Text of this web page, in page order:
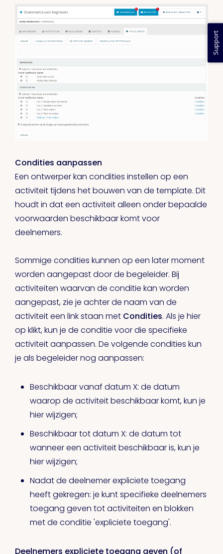
Condities aanpassen
Een ontwerper kan condities instellen op een
activiteit tijdens het bouwen van de template. Dit
houdt in dat een activiteit alleen onder bepaalde
voorwaarden beschikbaar komt voor
deelnemers.
Sommige condities kunnen op een later moment
worden aangepast door de begeleider. Bij
activiteiten waarvan de conditie kan worden
aangepast, zie je achter de naam van de
activiteit een link staan met Condities. Als je hier
op klikt, kun je de conditie voor die specifieke
activiteit aanpassen. De volgende condities kun
je als begeleider nog aanpassen:
Beschikbaar vanaf datum X: de datum
waarop de activiteit beschikbaar komt, kun je
hier wijzigen;
Beschikbaar tot datum X: de datum tot
wanneer een activiteit beschikbaar is, kun je
hier wijzigen;
Nadat de deelnemer expliciete toegang
heeft gekregen: je kunt specifieke deelnemers
toegang geven tot activiteiten en blokken
met de conditie 'expliciete toegang'.
Deelnemers expliciete toegang geven (of
Support